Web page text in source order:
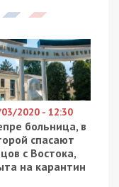
вчасно, треба
більше, ніж у
закладено
та
змінилась
далеко не всі.
і низькі
фонду
рік стажу для